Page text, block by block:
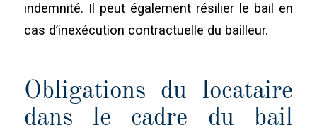
indemnité. Il peut également résilier le bail en
cas d’inexécution contractuelle du bailleur.
Obligations du locataire
dans le cadre du bail